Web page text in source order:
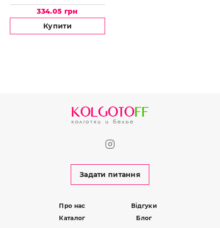
503
334.05 грн
Купити
Задати питання
Про нас
Каталог
Відгуки
Блог